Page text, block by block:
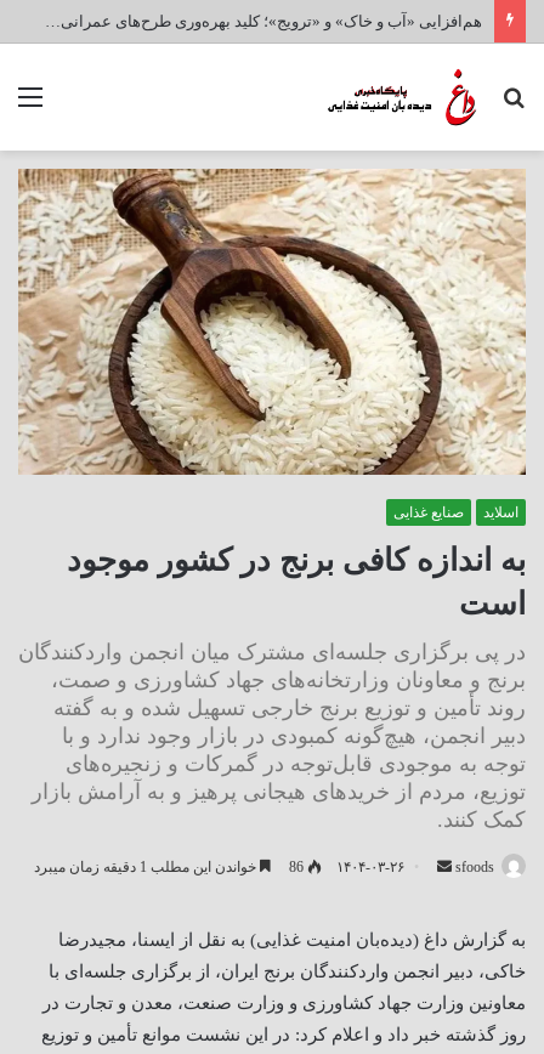
هم‌افزایی «آب و خاک» و «ترویج»؛ کلید بهره‌وری طرح‌های عمرانی و امنیت غذایی کشور
جستجو
اسلاید صنایع غذایی
به اندازه کافی برنج در کشور موجود
است
در پی برگزاری جلسه‌ای مشترک میان انجمن واردکنندگان
برنج و معاونان وزارتخانه‌های جهاد کشاورزی و صمت،
روند تأمین و توزیع برنج خارجی تسهیل شده و به گفته
دبیر انجمن، هیچ‌گونه کمبودی در بازار وجود ندارد و با
توجه به موجودی قابل‌توجه در گمرکات و زنجیره‌های
توزیع، مردم از خریدهای هیجانی پرهیز و به آرامش بازار
کمک کنند.
sfoods
ارسال۱۴۰۴-۰۳-۲۶ 86 خواندن این مطلب 1 دقیقه زمان میبرد
به گزارش داغ (دیده‌بان امنیت غذایی) به نقل از ایسنا، مجیدرضا
خاکی، دبیر انجمن واردکنندگان برنج ایران، از برگزاری جلسه‌ای با
معاونین وزارت جهاد کشاورزی و وزارت صنعت، معدن و تجارت در
روز گذشته خبر داد و اعلام کرد: در این نشست موانع تأمین و توزیع